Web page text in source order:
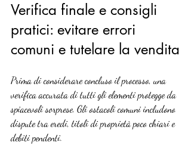
Verifica finale e consigli
pratici: evitare errori
comuni e tutelare la vendita
Prima di considerare concluso il processo, una
verifica accurata di tutti gli elementi protegge da
spiacevoli sorprese. Gli ostacoli comuni includono
dispute tra eredi, titoli di proprietà poco chiari e
debiti pendenti.